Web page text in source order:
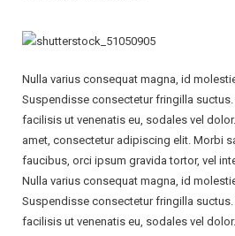
Nulla varius consequat magna, id
Suspendisse consectetur fringilla suctus.
facilisis ut venenatis eu, sodales vel
amet, consectetur adipiscing elit. Morbi
faucibus, orci ipsum gravida tortor, vel
Nulla varius consequat magna, id
Suspendisse consectetur fringilla suctus.
facilisis ut venenatis eu, sodales vel dolor.